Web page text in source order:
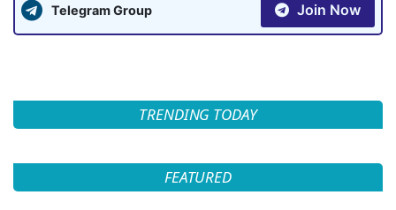
Telegram Group Join Now
TRENDING TODAY
FEATURED